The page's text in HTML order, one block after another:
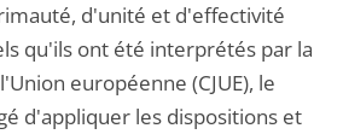
d'unité et d'effectivité
qu'ils ont été interprétés par la
européenne (CJUE), le
d'appliquer les dispositions et